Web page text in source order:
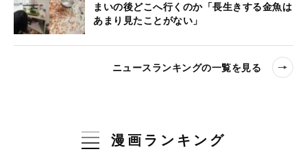
まいの後どこへ行くのか「長生きする金魚は
あまり見たことがない」
ニュースランキングの一覧を見る
漫画ランキング